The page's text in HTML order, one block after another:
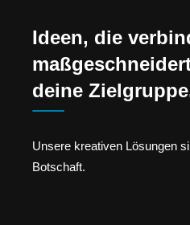
Ideen, die
deine
Unsere kreativen Lösungen
Botschaft.